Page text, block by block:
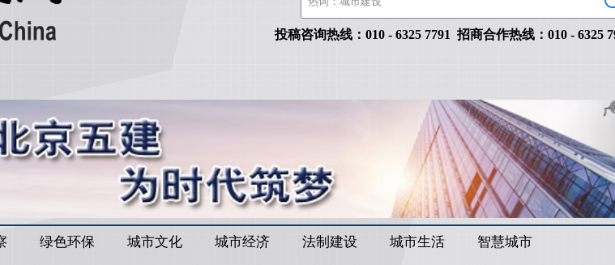
投稿咨询热线：010-63257791招商合作热线：010-
绿色环保 城市文化 城市经济 法制建设 城市生活 智慧城市